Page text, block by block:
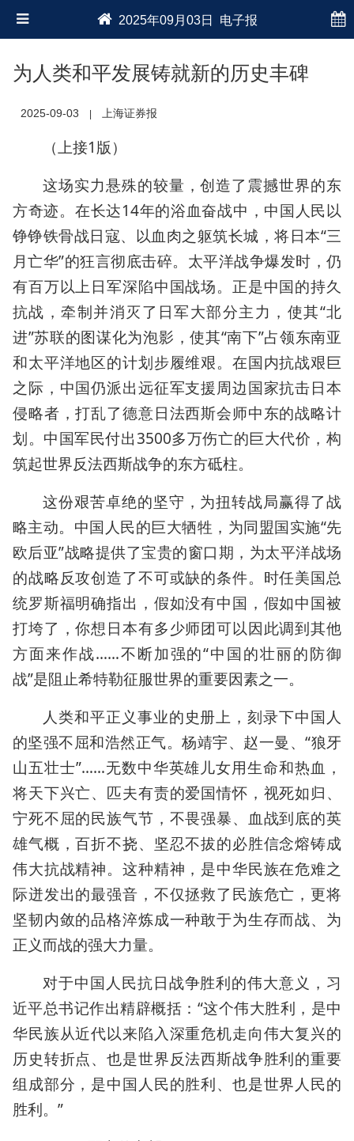
2025年09月03日 电子报
为人类和平发展铸就新的历史丰碑
2025-09-03 上海证券报
（上接1版）
这场实力悬殊的较量，创造了震撼世界的东
方奇迹。在长达14年的浴血奋战中，中国人民以
铮铮铁骨战日寇、以血肉之躯筑长城，将日本“三
月亡华”的狂言彻底击碎。太平洋战争爆发时，仍
有百万以上日军深陷中国战场。正是中国的持久
抗战，牵制并消灭了日军大部分主力，使其“北
进”苏联的图谋化为泡影，使其“南下”占领东南亚
和太平洋地区的计划步履维艰。在国内抗战艰巨
之际，中国仍派出远征军支援周边国家抗击日本
侵略者，打乱了德意日法西斯会师中东的战略计
划。中国军民付出3500多万伤亡的巨大代价，构
筑起世界反法西斯战争的东方砥柱。
这份艰苦卓绝的坚守，为扭转战局赢得了战
略主动。中国人民的巨大牺牲，为同盟国实施“先
欧后亚”战略提供了宝贵的窗口期，为太平洋战场
的战略反攻创造了不可或缺的条件。时任美国总
统罗斯福明确指出，假如没有中国，假如中国被
打垮了，你想日本有多少师团可以因此调到其他
方面来作战……不断加强的“中国的壮丽的防御
战”是阻止希特勒征服世界的重要因素之一。
人类和平正义事业的史册上，刻录下中国人
的坚强不屈和浩然正气。杨靖宇、赵一曼、“狼牙
山五壮士”……无数中华英雄儿女用生命和热血，
将天下兴亡、匹夫有责的爱国情怀，视死如归、
宁死不屈的民族气节，不畏强暴、血战到底的英
雄气概，百折不挠、坚忍不拔的必胜信念熔铸成
伟大抗战精神。这种精神，是中华民族在危难之
际迸发出的最强音，不仅拯救了民族危亡，更将
坚韧内敛的品格淬炼成一种敢于为生存而战、为
正义而战的强大力量。
对于中国人民抗日战争胜利的伟大意义，习
近平总书记作出精辟概括：“这个伟大胜利，是中
华民族从近代以来陷入深重危机走向伟大复兴的
历史转折点、也是世界反法西斯战争胜利的重要
组成部分，是中国人民的胜利、也是世界人民的
胜利。”